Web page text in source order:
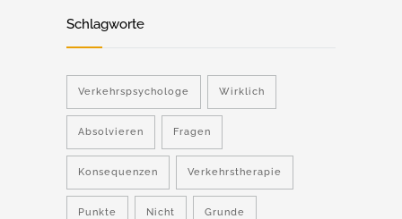
Schlagworte
Verkehrspsychologe Wirklich
Absolvieren Fragen
Konsequenzen Verkehrstherapie
Punkte Nicht Grunde